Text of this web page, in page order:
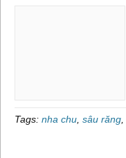
Tags: nha chu sâu răng